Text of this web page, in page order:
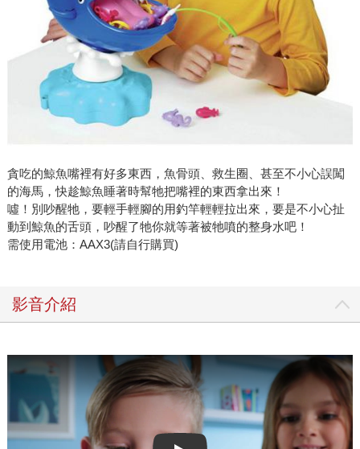
貪吃的鯨魚嘴裡有好多東西，魚骨頭、救生圈、甚至不小心誤闖
的海馬，快趁鯨魚睡著時幫牠把嘴裡的東西拿出來！
噓！別吵醒牠，要輕手輕腳的用釣竿輕輕拉出來，要是不小心扯
動到鯨魚的舌頭，吵醒了牠你就等著被牠噴的整身水吧！
需使用電池：AAX3(請自行購買)
影音介紹